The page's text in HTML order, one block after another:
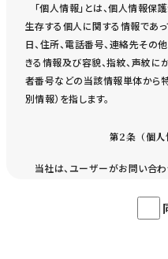
「個人情報」とは、個人情報保
生存する個人に関する情報であ
日、住所、電話番号、連絡先そ
きる情報及び容貌、指紋、声紋
者番号などの当該情報単体から
別情報）を指します。
第2条（個人
当社は、ユーザーがお問い合わ
ザーと提携先などとの間でなさ
録や決済に関する情報を,当社の